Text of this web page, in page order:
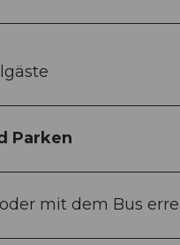
Parken
mit dem Bus